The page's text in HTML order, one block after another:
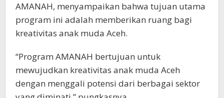
AMANAH, menyampaikan bahwa tujuan utama
program ini adalah memberikan ruang bagi
kreativitas anak muda Aceh.
“Program AMANAH bertujuan untuk
mewujudkan kreativitas anak muda Aceh
dengan menggali potensi dari berbagai sektor